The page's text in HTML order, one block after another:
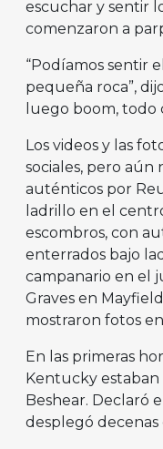
escuchar y sentir
comenzaron a
“Podíamos sentir
pequeña roca”,
luego boom, todo
Los videos y las
sociales, pero aún
auténticos por
ladrillo en el
escombros, con
enterrados bajo
campanario en el
Graves en
mostraron fotos
En las primeras
Kentucky estaban
Beshear. Declaró
desplegó decenas